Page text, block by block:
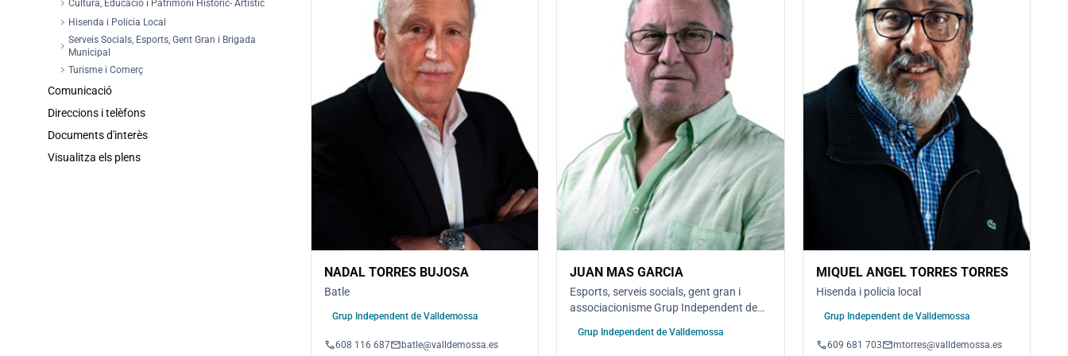
chevron_right Cultura, Educació i Patrimoni Històric- Artístic
chevron_right Hisenda i Policia Local
chevron_right Serveis Socials, Esports, Gent Gran i Brigada
Municipal
chevron_right Turisme i Comerç
Comunicació
Direccions i telèfons
Documents d'interès
Visualitza els plens
NADAL TORRES BUJOSA
Batle
Grup Independent de Valldemossa
phone608 116 687email batle@valldemossa.es
JUAN MAS GARCIA
Esports, serveis socials, gent gran i
associacionisme Grup Independent de
Grup Independent de Valldemossa
MIQUEL ANGEL TORRES TORRES
Hisenda i policia local
Grup Independent de Valldemossa
phone609 681 703emailmtorres@valldemossa.es